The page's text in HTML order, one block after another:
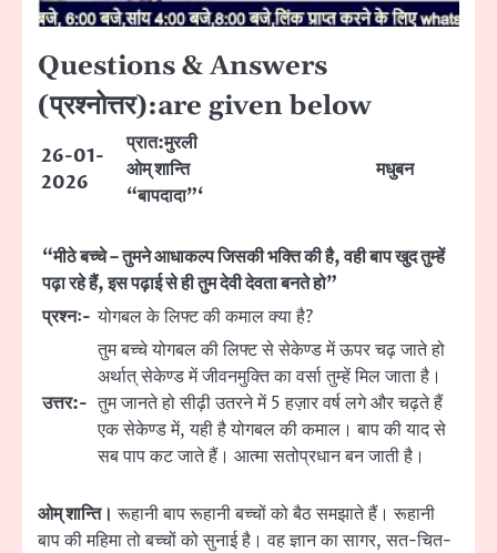
Questions & Answers
(प्रश्नोत्तर):are given below
26-01-
2026
प्रात:मुरली
ओम् शान्ति
“बापदादा”‘
मधुबन
“मीठे बच्चे – तुमने आधाकल्प जिसकी भक्ति की है, वही बाप खुद तुम्हें
पढ़ा रहे हैं, इस पढ़ाई से ही तुम देवी देवता बनते हो”
प्रश्नः- योगबल के लिफ्ट की कमाल क्या है?
उत्तर:-
तुम बच्चे योगबल की लिफ्ट से सेकेण्ड में ऊपर चढ़ जाते हो
अर्थात् सेकेण्ड में जीवनमुक्ति का वर्सा तुम्हें मिल जाता है।
तुम जानते हो सीढ़ी उतरने में 5 हज़ार वर्ष लगे और चढ़ते हैं
एक सेकेण्ड में, यही है योगबल की कमाल। बाप की याद से
सब पाप कट जाते हैं। आत्मा सतोप्रधान बन जाती है।
ओम् शान्ति। रूहानी बाप रूहानी बच्चों को बैठ समझाते हैं। रूहानी
बाप की महिमा तो बच्चों को सुनाई है। वह ज्ञान का सागर, सत-चित-